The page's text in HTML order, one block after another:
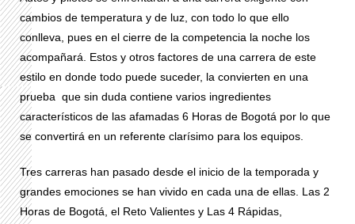
cambios de temperatura y de luz, con todo lo que ello
conlleva, pues en el cierre de la competencia la noche los
acompañará. Estos y otros factores de una carrera de este
estilo en donde todo puede suceder, la convierten en una
prueba que sin duda contiene varios ingredientes
característicos de las afamadas 6 Horas de Bogotá por lo que
se convertirá en un referente clarísimo para los equipos.
Tres carreras han pasado desde el inicio de la temporada y
grandes emociones se han vivido en cada una de ellas. Las 2
Horas de Bogotá, el Reto Valientes y Las 4 Rápidas,